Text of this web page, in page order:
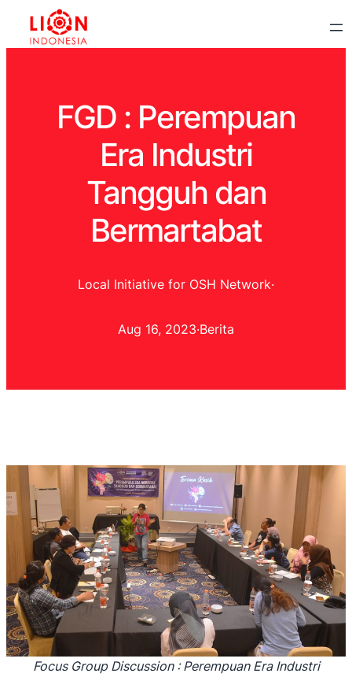
FGD : Perempuan
Era Industri
Tangguh dan
Bermartabat
Local Initiative for OSH Network·
Aug 16, 2023·Berita
Focus Group Discussion : Perempuan Era Industri